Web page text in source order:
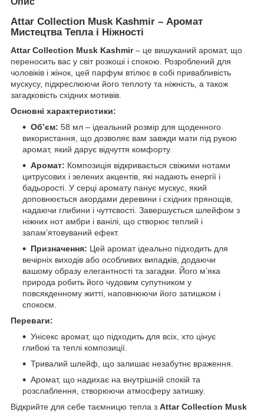
Attar Collection Musk Kashmir – Аромат
Мистецтва Тепла і Ніжності
Attar Collection Musk Kashmir– це вишуканий аромат, що
переносить вас у світ розкоші і спокою. Розроблений для
чоловіків і жінок, цей парфум втілює в собі привабливість
мускусу, підкреслюючи його теплоту та ніжність, а також
загадковість східних мотивів.
Основні характеристики:
Обʼєм: 58 мл – ідеальний розмір для щоденного
використання, що дозволяє вам завжди мати під рукою
аромат, який дарує відчуття комфорту.
Аромат: Композиція відкривається свіжими нотами
цитрусових і зелених акцентів, які надають енергії і
бадьорості. У серці аромату панує мускус, який
доповнюється акордами деревини і східних прянощів,
надаючи глибини і чуттєвості. Завершується шлейфом з
ніжних нот амбри і ванілі, що створює теплий і
запам’ятовуваний ефект.
Призначення: Цей аромат ідеально підходить для
вечірніх виходів або особливих випадків, додаючи
вашому образу елегантності та загадки. Його м’яка
природа робить його чудовим супутником у
повсякденному житті, наповнюючи його затишком і
спокоєм.
Переваги:
Унісекс аромат, що підходить для всіх, хто цінує
глибокі та теплі композиції.
Тривалий шлейф, що залишає незабутнє враження.
Аромат, що надихає на внутрішній спокій та
розслаблення, створюючи атмосферу затишку.
Відкрийте для себе таємницю тепла з Attar Collection Musk